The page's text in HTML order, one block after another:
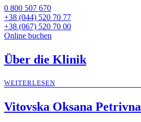
0 800 507 670
+38 (044) 520 70 77
+38 (067) 520 70 00
Online buchen
Über die Klinik
WEITERLESEN
Vitovska Oksana Petrivna